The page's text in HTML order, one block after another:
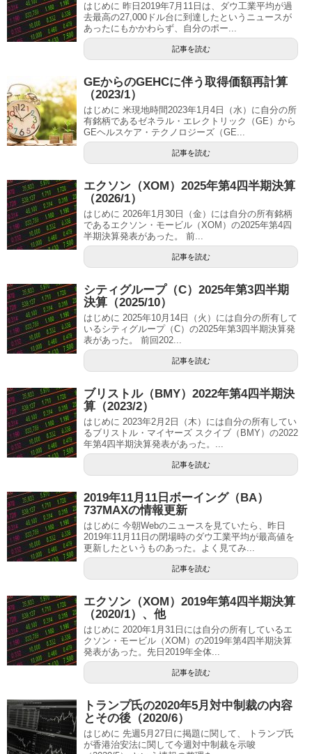
はじめに 昨日2019年7月11日は、ダウ工業平均が過
去最高の27,000ドル台に到達したというニュースが
あったにもかかわらず、自分のポー...
記事を読む
GEからのGEHCに伴う取得価額再計算
（2023/1）
はじめに 米現地時間2023年1月4日（水）に自分の所
有銘柄であるゼネラル・エレクトリック（GE）から
GEヘルスケア・テクノロジーズ（GE...
記事を読む
エクソン（XOM）2025年第4四半期決算
（2026/1）
はじめに 2026年1月30日（金）には自分の所有銘柄
であるエクソン・モービル（XOM）の2025年第4四
半期決算発表があった。 前...
記事を読む
シティグループ（C）2025年第3四半期
決算（2025/10）
はじめに 2025年10月14日（火）には自分の所有して
いるシティグループ（C）の2025年第3四半期決算発
表があった。 前回202...
記事を読む
ブリストル（BMY）2022年第4四半期決
算（2023/2）
はじめに 2023年2月2日（木）には自分の所有してい
るブリストル・マイヤーズ スクイブ（BMY）の2022
年第4四半期決算発表があった。...
記事を読む
2019年11月11日ボーイング（BA）
737MAXの情報更新
はじめに 今朝Webのニュースを見ていたら、昨日
2019年11月11日の閉場時のダウ工業平均が最高値を
更新したというものあった。よく見てみ...
記事を読む
エクソン（XOM）2019年第4四半期決算
（2020/1）、他
はじめに 2020年1月31日には自分の所有しているエ
クソン・モービル（XOM）の2019年第4四半期決算
発表があった。先日2019年全体...
記事を読む
トランプ氏の2020年5月対中制裁の内容
とその後（2020/6）
はじめに 先週5月27日に掲題に関して、 トランプ氏
が香港治安法に関して今週対中制裁を示唆